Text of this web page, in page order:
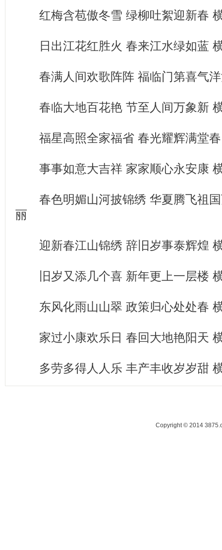
红梅含苞傲冬雪 绿柳吐絮迎新春
日出江花红胜火 春来江水绿如蓝
春满人间欢歌阵阵 福临门第喜气洋
春临大地百花艳 节至人间万象新
福星高照全家福省 春光耀辉满堂春
事事如意大吉祥 家家顺心永安康
春色明媚山河披锦绣 华夏腾飞祖国
丽
迎新春江山锦绣 辞旧岁事泰辉煌
旧岁又添几个喜 新年更上一层楼
东风化雨山山翠 政策归心处处春
家过小康欢乐日 春回大地艳阳天
多劳多得人人乐 丰产丰收岁岁甜
Copyright © 2014